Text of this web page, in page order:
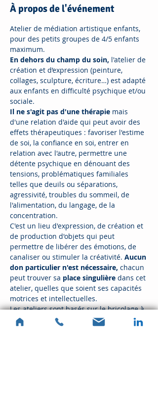
À propos de l'événement
Atelier de médiation artistique enfants,
pour des petits groupes de 4/5 enfants
maximum.
En dehors du champ du soin, l'atelier de
création et d’expression (peinture,
collages, sculpture, écriture…) est adapté
aux enfants en difficulté psychique et/ou
sociale.
Il ne s'agit pas d'une thérapie mais
d'une relation d'aide qui peut avoir des
effets thérapeutiques : favoriser l'estime
de soi, la confiance en soi, entrer en
relation avec l'autre, permettre une
détente psychique en dénouant des
tensions, problématiques familiales
telles que deuils ou séparations,
agressivité, troubles du sommeil, de
l'alimentation, du langage, de la
concentration.​
C'est un lieu d'expression, de création et
de production d'objets qui peut
permettre de libérer des émotions, de
canaliser ou stimuler la créativité. Aucun
don particulier n'est nécessaire, chacun
peut trouver sa place singulière dans cet
atelier, quelles que soient ses capacités
motrices et intellectuelles.
Les ateliers sont basés sur le bricolage à
partir de matériaux de…